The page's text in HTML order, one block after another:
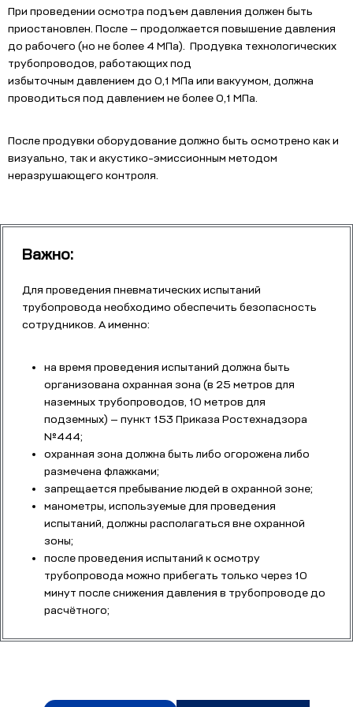
При проведении осмотра подъем давления должен быть
приостановлен. После — продолжается повышение давления
до рабочего (но не более 4 МПа). Продувка технологических
трубопроводов, работающих под
избыточным давлением до 0,1 МПа или вакуумом, должна
проводиться под давлением не более 0,1 МПа.
После продувки оборудование должно быть осмотрено как и
визуально, так и акустико-эмиссионным методом
неразрушающего контроля.
Важно:
Для проведения пневматических испытаний
трубопровода необходимо обеспечить безопасность
сотрудников. А именно:
на время проведения испытаний должна быть
организована охранная зона (в 25 метров для
наземных трубопроводов, 10 метров для
подземных) — пункт 153 Приказа Ростехнадзора
№444;
охранная зона должна быть либо огорожена либо
размечена флажками;
запрещается пребывание людей в охранной зоне;
манометры, используемые для проведения
испытаний, должны располагаться вне охранной
зоны;
после проведения испытаний к осмотру
трубопровода можно прибегать только через 10
минут после снижения давления в трубопроводе до
расчётного;